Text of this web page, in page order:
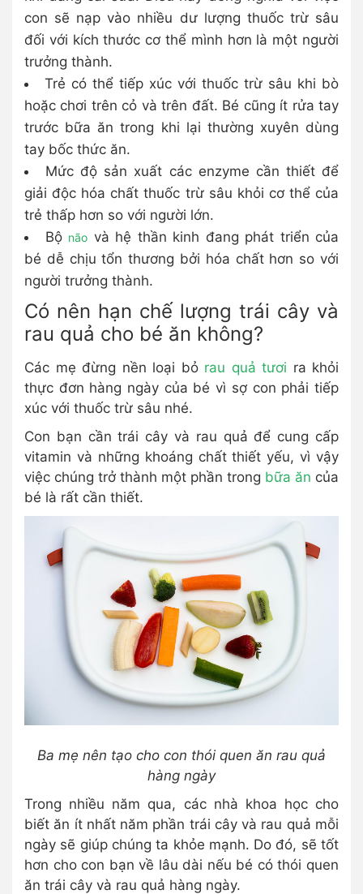
con sẽ nạp vào nhiều dư lượng thuốc trừ sâu
đối với kích thước cơ thể mình hơn là một người
trưởng thành.
Trẻ có thể tiếp xúc với thuốc trừ sâu khi bò
hoặc chơi trên cỏ và trên đất. Bé cũng ít rửa tay
trước bữa ăn trong khi lại thường xuyên dùng
tay bốc thức ăn.
Mức độ sản xuất các enzyme cần thiết để
giải độc hóa chất thuốc trừ sâu khỏi cơ thể của
trẻ thấp hơn so với người lớn.
Bộ não và hệ thần kinh đang phát triển của
bé dễ chịu tổn thương bởi hóa chất hơn so với
người trưởng thành.
Có nên hạn chế lượng trái cây và
rau quả cho bé ăn không?
Các mẹ đừng nền loại bỏ rau quả tươi ra khỏi
thực đơn hàng ngày của bé vì sợ con phải tiếp
xúc với thuốc trừ sâu nhé.
Con bạn cần trái cây và rau quả để cung cấp
vitamin và những khoáng chất thiết yếu, vì vậy
việc chúng trở thành một phần trong bữa ăn của
bé là rất cần thiết.
Ba mẹ nên tạo cho con thói quen ăn rau quả
hàng ngày
Trong nhiều năm qua, các nhà khoa học cho
biết ăn ít nhất năm phần trái cây và rau quả mỗi
ngày sẽ giúp chúng ta khỏe mạnh. Do đó, sẽ tốt
hơn cho con bạn về lâu dài nếu bé có thói quen
ăn trái cây và rau quả hàng ngày.